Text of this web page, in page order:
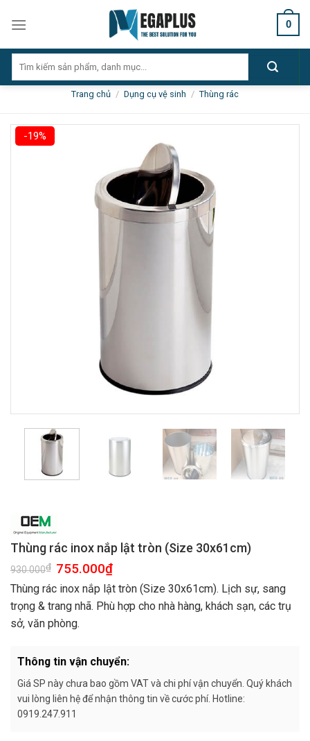
0
kiếm:
Trang chủ / Dụng cụ vệ sinh / Thùng rác
-19%
Thùng rác inox nắp lật tròn (Size 30x61cm)
930.000₫ Giá
gốc
là:
930.000₫.
755.000₫Giá
tại
là:
755.000₫.
Thùng rác inox nắp lật tròn (Size 30x61cm). Lịch sự, sang
trọng & trang nhã. Phù hợp cho nhà hàng, khách sạn, các trụ
sở, văn phòng.
Thông tin vận chuyển:
Giá SP này chưa bao gồm VAT và chi phí vận chuyển. Quý khách
vui lòng liên hệ để nhận thông tin về cước phí. Hotline:
0919.247.911